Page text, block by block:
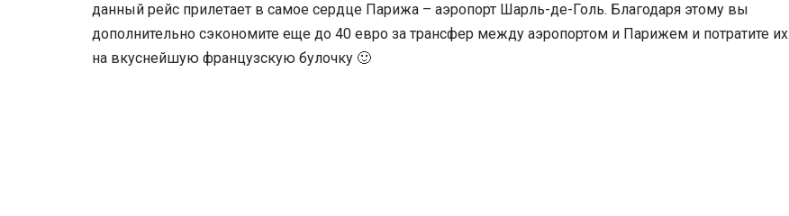
данный рейс прилетает в самое сердце Парижа – аэропорт Шарль-де-Голь. Благодаря этому вы
дополнительно сэкономите еще до 40 евро за трансфер между аэропортом и Парижем и потратите их
на вкуснейшую французскую булочку 🙂